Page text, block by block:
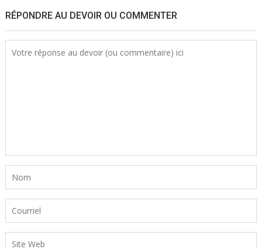
a
v
i
g
d
e
’
a
r
RÉPONDRE AU DEVOIR OU COMMENTER